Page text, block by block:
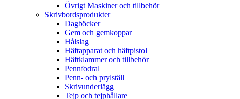
Övrigt Maskiner och tillbehör
Skrivbordsprodukter
Dagböcker
Gem och gemkoppar
Hålslag
Häftapparat och häftpistol
Häftklammer och tillbehör
Pennfodral
Penn- och prylställ
Skrivunderlägg
Tejp och tejphållare